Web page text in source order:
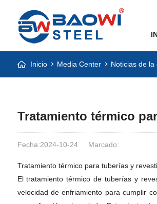
Inicio Media Center Noticias de la
Tratamiento térmico
Fecha:2024-10-24 Marcado:
Tratamiento térmico para tuberías y
El tratamiento térmico de tuberías y
velocidad de enfriamiento para cumplir